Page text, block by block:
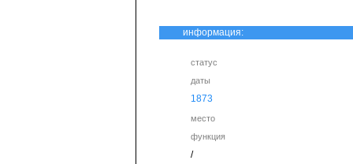
информация:
статус
даты
1873
место
функция
/